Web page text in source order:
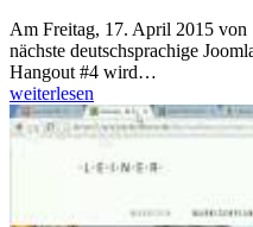
Am Freitag, 17. April 2015 von
nächste deutschsprachige
Hangout #4 wird…
weiterlesen